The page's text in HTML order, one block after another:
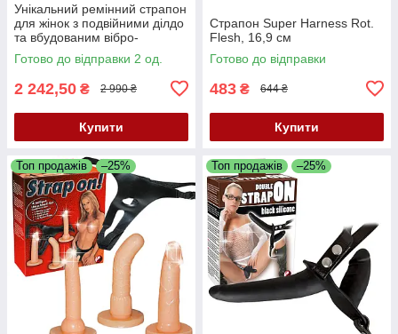
Унікальний ремінний страпон
для жінок з подвійними ділдо
та вбудованим вібро-
елементом Vibrating Double
Strap-On
Готово до відправки 2 од.
2 242,50 ₴ 2 990 ₴
Купити
Страпон Super Harness Rot.
Flesh, 16,9 см
Готово до відправки
483 ₴ 644 ₴
Купити
Топ продажів –25% Топ продажів –25%